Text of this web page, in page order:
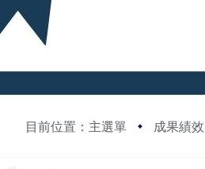
目前位置：主選單 成果績效